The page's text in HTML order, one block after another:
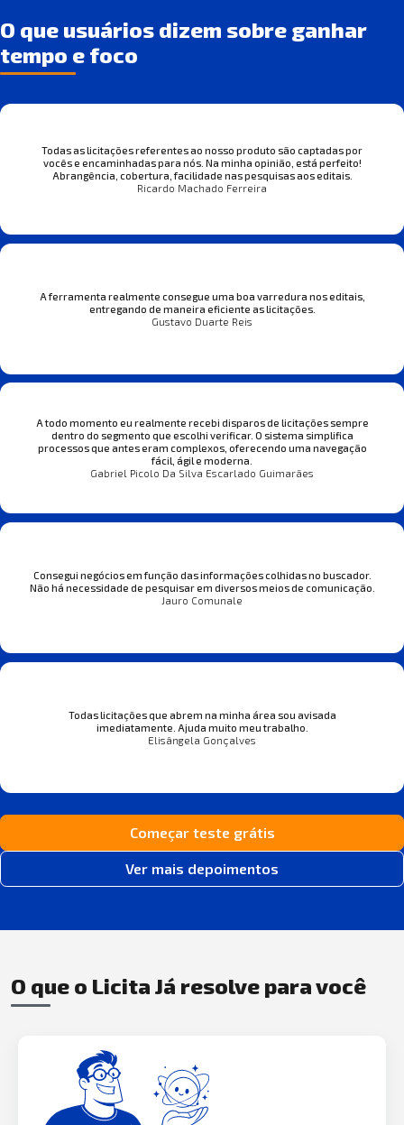
O que usuários dizem sobre ganhar
tempo e foco
Todas as licitações referentes ao nosso produto são captadas por
vocês e encaminhadas para nós. Na minha opinião, está perfeito!
Abrangência, cobertura, facilidade nas pesquisas aos editais.
Ricardo Machado Ferreira
A ferramenta realmente consegue uma boa varredura nos editais,
entregando de maneira eficiente as licitações.
Gustavo Duarte Reis
A todo momento eu realmente recebi disparos de licitações sempre
dentro do segmento que escolhi verificar. O sistema simplifica
processos que antes eram complexos, oferecendo uma navegação
fácil, ágil e moderna.
Gabriel Picolo Da Silva Escarlado Guimarães
Consegui negócios em função das informações colhidas no buscador.
Não há necessidade de pesquisar em diversos meios de comunicação.
Jauro Comunale
Todas licitações que abrem na minha área sou avisada
imediatamente. Ajuda muito meu trabalho.
Elisângela Gonçalves
Começar teste grátis
Ver mais depoimentos
O que o Licita Já resolve para você